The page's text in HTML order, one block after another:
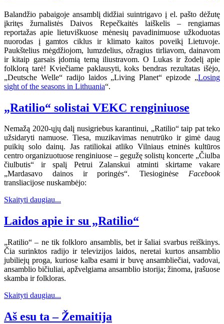
Balandžio pabaigoje ansamblį didžiai suintrigavo į el. pašto dėžutę
įkritęs žurnalistės Daivos Repečkaitės laiškelis – rengiamas
reportažas apie lietuviškuose mėnesių pavadinimuose užkoduotas
nuorodas į gamtos ciklus ir klimato kaitos poveikį Lietuvoje.
Paukštelius mėgdžiojom, lumzdelius, ožragius tirliavom, dainavom
ir kitaip garsais įdomią temą iliustravom. O Lukas ir žodelį apie
folklorą tarė! Kviečiame paklausyti, koks bendras rezultatas išėjo,
„Deutsche Welle“ radijo laidos „Living Planet“ epizode „Losing
sight of the seasons in Lithuania“.
„Ratilio“ solistai VEKC renginiuose
Nemažą 2020-ųjų dalį nusigriebus karantinui, „Ratilio“ taip pat teko
užsidaryti namuose. Tiesa, muzikavimas nenutrūko ir gimė daug
puikių solo dainų. Jas ratiliokai atliko Vilniaus etninės kultūros
centro organizuotuose renginiuose – gegužę solistų koncerte „Čiulba
čiulbutis“ ir spalį Petrui Zalanskui atminti skirtame vakare
„Mardasavo dainos ir poringės“. Tiesioginėse Facebook
transliacijose nuskambėjo:
Skaityti daugiau...
Laidos apie ir su „Ratilio“
„Ratilio“ – ne tik folkloro ansamblis, bet ir šaliai svarbus reiškinys.
Čia surinktos radijo ir televizijos laidos, neretai kurtos ansamblio
jubiliejų proga, kuriose kalba esami ir buvę ansambliečiai, vadovai,
ansamblio bičiuliai, apžvelgiama ansamblio istorija; žinoma, įrašuose
skamba ir folkloras.
Skaityti daugiau...
Aš esu ta – Žemaitija